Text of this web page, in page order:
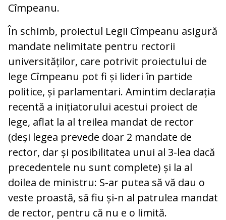
Cîmpeanu.
În schimb, proiectul Legii Cîmpeanu asigură
mandate nelimitate pentru rectorii
universităților, care potrivit proiectului de
lege Cîmpeanu pot fi și lideri în partide
politice, și parlamentari. Amintim declarația
recentă a inițiatorului acestui proiect de
lege, aflat la al treilea mandat de rector
(deși legea prevede doar 2 mandate de
rector, dar și posibilitatea unui al 3-lea dacă
precedentele nu sunt complete) și la al
doilea de ministru: S-ar putea să vă dau o
veste proastă, să fiu și-n al patrulea mandat
de rector, pentru că nu e o limită.